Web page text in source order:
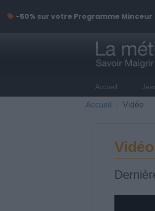
Accueil
Accueil Vidéo
-50% sur votre Programme Minceur